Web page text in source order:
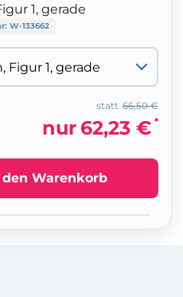
1, gerade
W-133662
66,50 €
statt
nur 62,23 € *
den Warenkorb